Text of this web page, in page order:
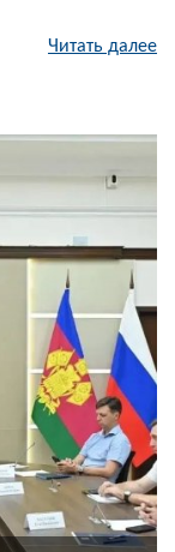
Читать далее